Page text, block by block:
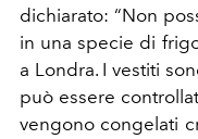
dichiarato: “Non
in una specie di
a Londra. I vestiti
può essere
vengono congelati